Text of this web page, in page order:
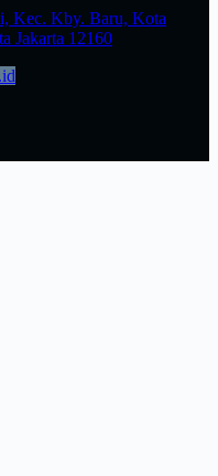
Kec. Kby. Baru, Kota
Jakarta 12160